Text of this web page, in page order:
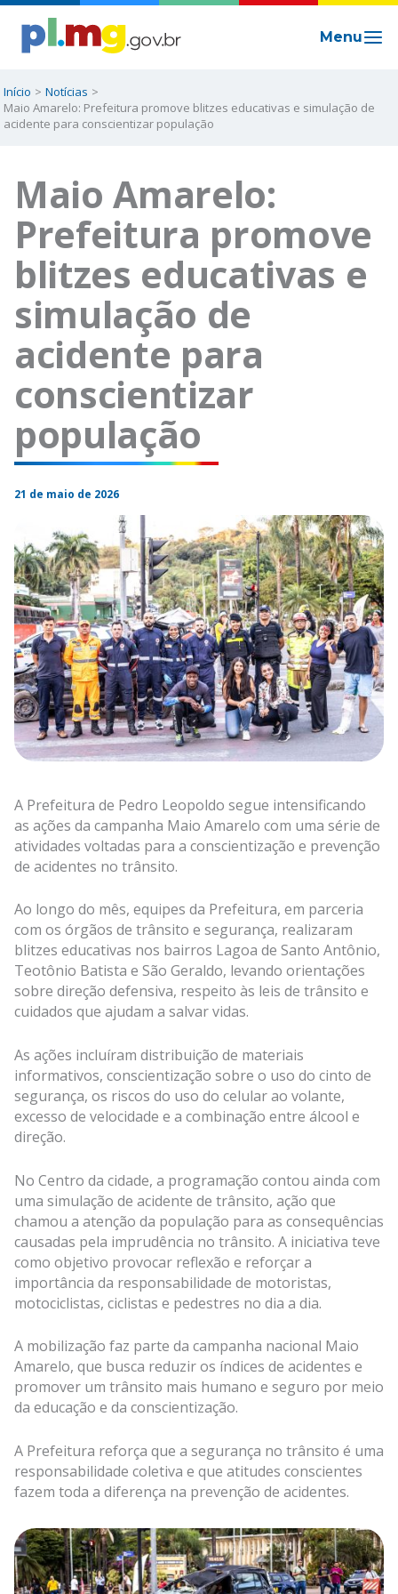
Início
Notícias
Maio Amarelo: Prefeitura promove blitzes educativas e simulação de
acidente para conscientizar população
Maio Amarelo:
Prefeitura promove
blitzes educativas e
simulação de
acidente para
conscientizar
população
21 de maio de 2026
A Prefeitura de Pedro Leopoldo segue intensificando
as ações da campanha Maio Amarelo com uma série de
atividades voltadas para a conscientização e prevenção
de acidentes no trânsito.
Ao longo do mês, equipes da Prefeitura, em parceria
com os órgãos de trânsito e segurança, realizaram
blitzes educativas nos bairros Lagoa de Santo Antônio,
Teotônio Batista e São Geraldo, levando orientações
sobre direção defensiva, respeito às leis de trânsito e
cuidados que ajudam a salvar vidas.
As ações incluíram distribuição de materiais
informativos, conscientização sobre o uso do cinto de
segurança, os riscos do uso do celular ao volante,
excesso de velocidade e a combinação entre álcool e
direção.
No Centro da cidade, a programação contou ainda com
uma simulação de acidente de trânsito, ação que
chamou a atenção da população para as consequências
causadas pela imprudência no trânsito. A iniciativa teve
como objetivo provocar reflexão e reforçar a
importância da responsabilidade de motoristas,
motociclistas, ciclistas e pedestres no dia a dia.
A mobilização faz parte da campanha nacional Maio
Amarelo, que busca reduzir os índices de acidentes e
promover um trânsito mais humano e seguro por meio
da educação e da conscientização.
A Prefeitura reforça que a segurança no trânsito é uma
responsabilidade coletiva e que atitudes conscientes
fazem toda a diferença na prevenção de acidentes.